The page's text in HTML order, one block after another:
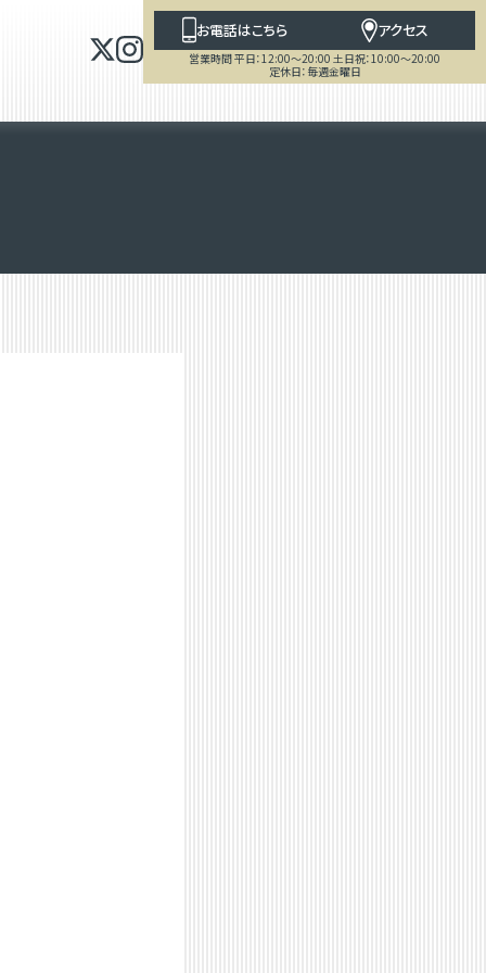
お電話はこちら アクセス
営業時間 平日：12:00～20:00 土日祝：10:00～20:00
定休日：毎週金曜日